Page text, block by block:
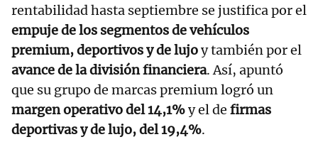
rentabilidad hasta septiembre se justifica por el
empuje de los segmentos de vehículos
premium, deportivos y de lujoy también por el
avance de la división financiera. Así, apuntó
que su grupo de marcas premium logró un
margen operativo del 14,1%y el de firmas
deportivas y de lujo, del 19,4%.